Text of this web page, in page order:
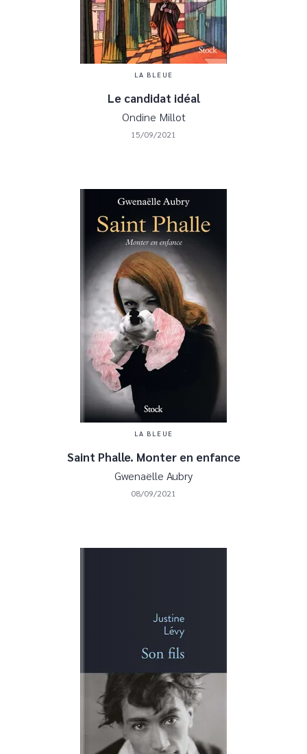
LA BLEUE
Le candidat idéal
Ondine Millot
15/09/2021
LA BLEUE
Saint Phalle. Monter en enfance
Gwenaëlle Aubry
08/09/2021